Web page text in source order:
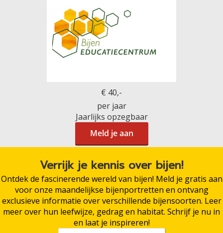
€ 40,-
per jaar
Jaarlijks opzegbaar
Meld je aan
Verrijk je kennis over bijen!
Ontdek de fascinerende wereld van bijen! Meld je gratis aan
voor onze maandelijkse bijenportretten en ontvang
exclusieve informatie over verschillende bijensoorten. Leer
meer over hun leefwijze, gedrag en habitat. Schrijf je nu in
en laat je inspireren!